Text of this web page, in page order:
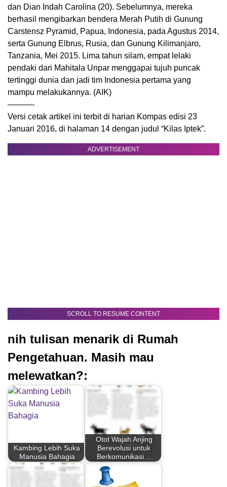
dan Dian Indah Carolina (20). Sebelumnya, mereka
berhasil mengibarkan bendera Merah Putih di Gunung
Carstensz Pyramid, Papua, Indonesia, pada Agustus 2014,
serta Gunung Elbrus, Rusia, dan Gunung Kilimanjaro,
Tanzania, Mei 2015. Lima tahun silam, empat lelaki
pendaki dari Mahitala Unpar menggapai tujuh puncak
tertinggi dunia dan jadi tim Indonesia pertama yang
mampu melakukannya. (AIK)
———-
Versi cetak artikel ini terbit di harian Kompas edisi 23
Januari 2016, di halaman 14 dengan judul “Kilas Iptek”.
ADVERTISEMENT
SCROLL TO RESUME CONTENT
nih tulisan menarik di Rumah
Pengetahuan. Masih mau
melewatkan?:
Kambing Lebih Suka
Manusia Bahagia
Otot Wajah Anjing
Berevolusi untuk
Berkomunikasi…